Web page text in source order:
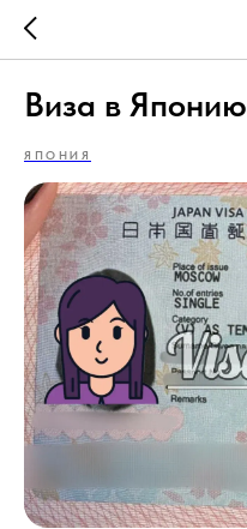
Виза в Японию
ЯПОНИЯ